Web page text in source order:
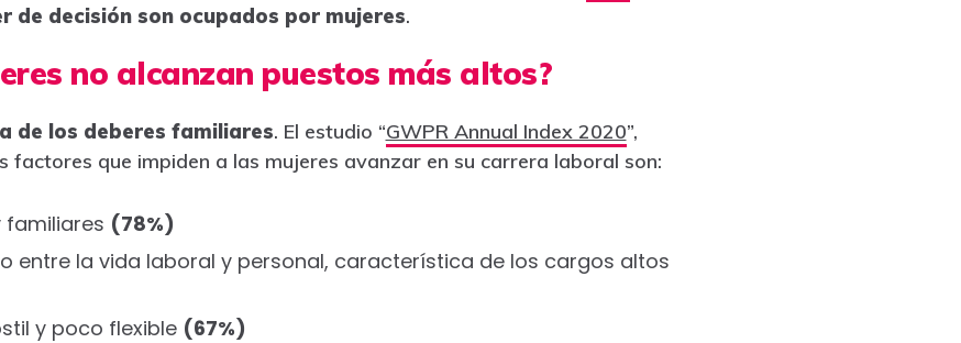
de decisión son ocupados por mujeres.
no alcanzan puestos más altos?
de los deberes familiares. El estudio “GWPR Annual Index 2020”,
factores que impiden a las mujeres avanzar en su carrera laboral son:
familiares (78%)
entre la vida laboral y personal, característica de los cargos altos
y poco flexible (67%)